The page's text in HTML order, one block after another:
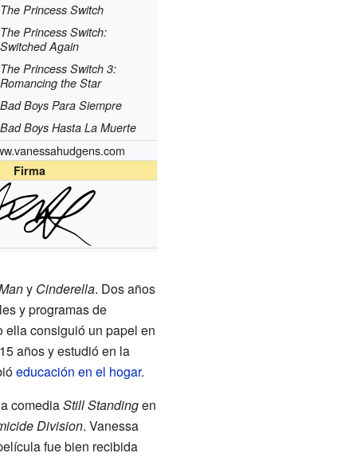
The Princess Switch
The Princess Switch:
Switched Again
The Princess Switch 3:
Romancing the Star
Bad Boys Para Siempre
Bad Boys Hasta La Muerte
Firma
y Cinderella. Dos años
y programas de
ella consiguió un papel en
años y estudió en la
educación en el hogar.
comediaStill Standingen
Division. Vanessa
fue bien recibida